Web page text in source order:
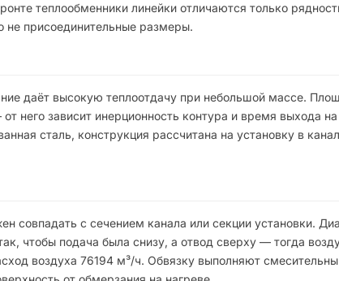
теплообменники линейки отличаются только
присоединительные размеры.
даёт высокую теплоотдачу при небольшой массе.
него зависит инерционность контура и время выхода
сталь, конструкция рассчитана на установку в
совпадать с сечением канала или секции установки.
чтобы подача была снизу, а отвод сверху — тогда
воздуха 76194 м³/ч. Обвязку выполняют